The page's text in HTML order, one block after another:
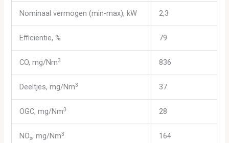
Nominaal vermogen (min-max), kW 2,3
Efficiëntie, % 79
CO, mg/Nm3 836
Deeltjes, mg/Nm3 37
OGC, mg/Nm3 28
NOx, mg/Nm3 164